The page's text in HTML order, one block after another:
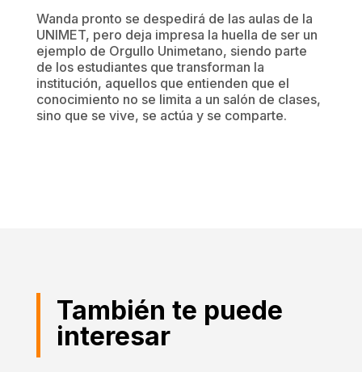
Wanda pronto se despedirá de las aulas de la
UNIMET, pero deja impresa la huella de ser un
ejemplo de Orgullo Unimetano, siendo parte
de los estudiantes que transforman la
institución, aquellos que entienden que el
conocimiento no se limita a un salón de clases,
sino que se vive, se actúa y se comparte.
También te puede
interesar